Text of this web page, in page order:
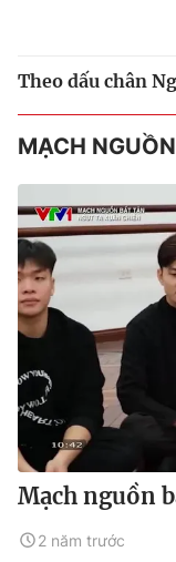
Theo dấu chân
MẠCH
Mạch nguồn
2 năm trước